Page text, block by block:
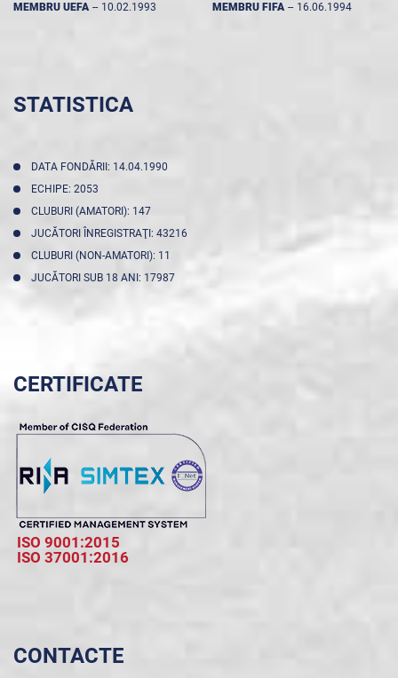
MEMBRU UEFA -- 10.02.1993 MEMBRU FIFA -- 16.06.1994
STATISTICA
DATA FONDĂRII: 14.04.1990
ECHIPE: 2053
CLUBURI (AMATORI): 147
JUCĂTORI ÎNREGISTRAŢI: 43216
CLUBURI (NON-AMATORI): 11
JUCĂTORI SUB 18 ANI: 17987
CERTIFICATE
ISO 9001:2015
ISO 37001:2016
CONTACTE